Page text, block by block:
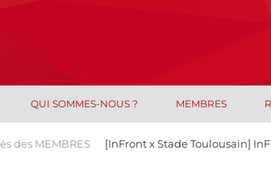
QUI SOMMES-NOUS ? MEMBRES
des MEMBRES
[InFront x Stade Toulousain]